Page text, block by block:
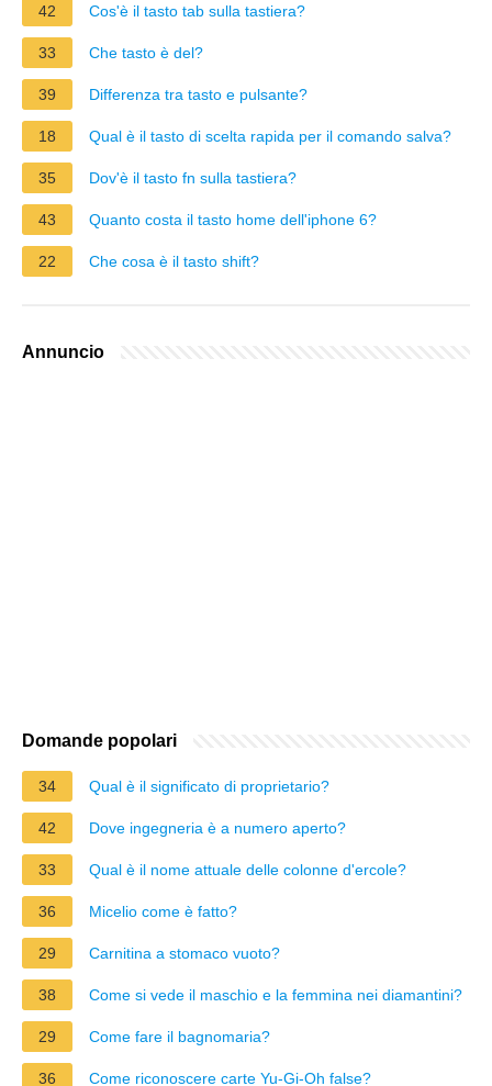
42 Cos'è il tasto tab sulla tastiera?
33 Che tasto è del?
39 Differenza tra tasto e pulsante?
18 Qual è il tasto di scelta rapida per il comando salva?
35 Dov'è il tasto fn sulla tastiera?
43 Quanto costa il tasto home dell'iphone 6?
22 Che cosa è il tasto shift?
Annuncio
Domande popolari
34 Qual è il significato di proprietario?
42 Dove ingegneria è a numero aperto?
33 Qual è il nome attuale delle colonne d'ercole?
36 Micelio come è fatto?
29 Carnitina a stomaco vuoto?
38 Come si vede il maschio e la femmina nei diamantini?
29 Come fare il bagnomaria?
36 Come riconoscere carte Yu-Gi-Oh false?